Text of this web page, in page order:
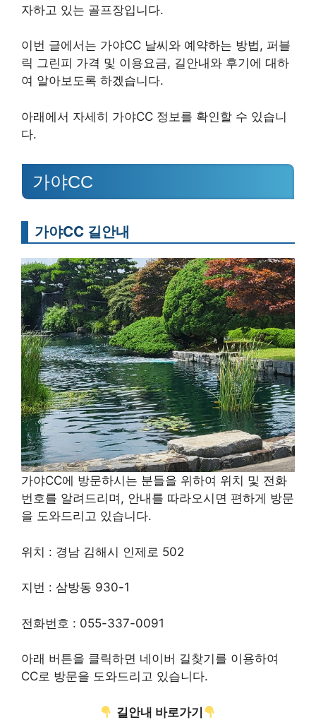
자하고 있는 골프장입니다.
이번 글에서는 가야CC 날씨와 예약하는 방법, 퍼블
릭 그린피 가격 및 이용요금, 길안내와 후기에 대하
여 알아보도록 하겠습니다.
아래에서 자세히 가야CC 정보를 확인할 수 있습니
다.
가야CC
가야CC 길안내
가야CC에 방문하시는 분들을 위하여 위치 및 전화
번호를 알려드리며, 안내를 따라오시면 편하게 방문
을 도와드리고 있습니다.
위치 : 경남 김해시 인제로 502
지번 : 삼방동 930-1
전화번호 : 055-337-0091
아래 버튼을 클릭하면 네이버 길찾기를 이용하여
CC로 방문을 도와드리고 있습니다.
길안내 바로가기